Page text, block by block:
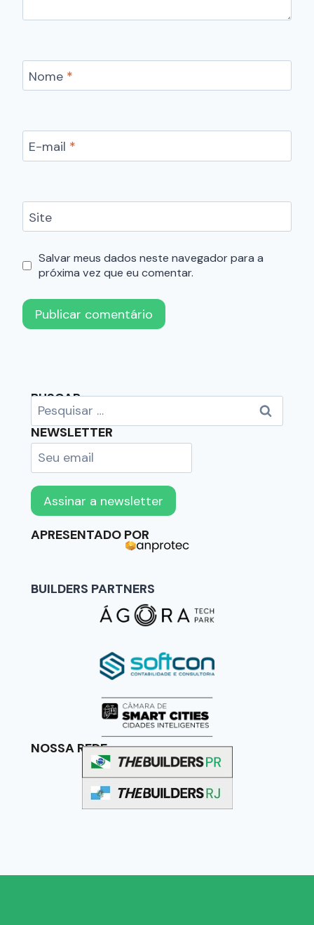
Nome *
E-mail *
Site
Salvar meus dados neste navegador para a
próxima vez que eu comentar.
BUSCAR
NEWSLETTER
APRESENTADO POR
BUILDERS PARTNERS
NOSSA REDE